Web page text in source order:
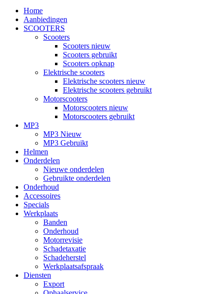
Home
Aanbiedingen
SCOOTERS
Scooters
Scooters nieuw
Scooters gebruikt
Scooters opknap
Elektrische scooters
Elektrische scooters nieuw
Elektrische scooters gebruikt
Motorscooters
Motorscooters nieuw
Motorscooters gebruikt
MP3
MP3 Nieuw
MP3 Gebruikt
Helmen
Onderdelen
Nieuwe onderdelen
Gebruikte onderdelen
Onderhoud
Accessoires
Specials
Werkplaats
Banden
Onderhoud
Motorrevisie
Schadetaxatie
Schadeherstel
Werkplaatsafspraak
Diensten
Export